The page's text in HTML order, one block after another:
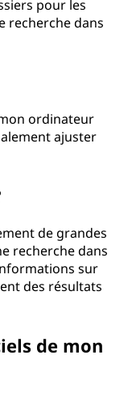
pour les
recherche dans
ordinateur
ajuster
de grandes
recherche dans
sur
des résultats
de mon